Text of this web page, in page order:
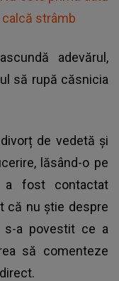
strâmb
adevărul,
să rupă căsnicia
de vedetă și
lăsând-o pe
a fost contactat
că nu știe despre
a povestit ce a
să comenteze